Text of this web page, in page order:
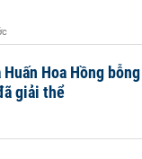
Hoa Hồng
giải thể